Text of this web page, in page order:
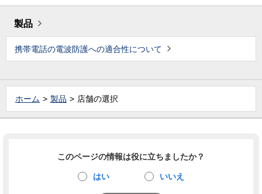
製品
携帯電話の電波防護への適合性について
ホーム 製品 店舗の選択
このページの情報は役に立ちましたか？
はい いいえ